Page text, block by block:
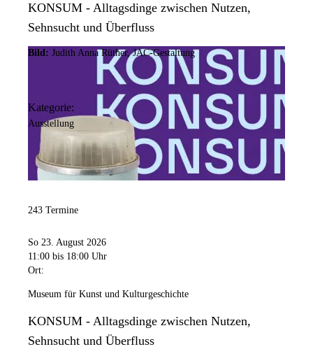
KONSUM - Alltagsdinge zwischen Nutzen,
Sehnsucht und Überfluss
Bild: Judith Anna Rüther, JAC-Gestaltung
Kategorie:
Ausstellung
243 Termine
So 23. August 2026
11:00 bis 18:00 Uhr
Ort:
Museum für Kunst und Kulturgeschichte
KONSUM - Alltagsdinge zwischen Nutzen,
Sehnsucht und Überfluss